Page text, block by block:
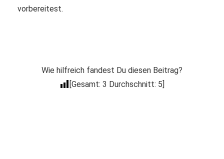
vorbereitest.
Wie hilfreich fandest Du diesen Beitrag?
[Gesamt: 3 Durchschnitt: 5]